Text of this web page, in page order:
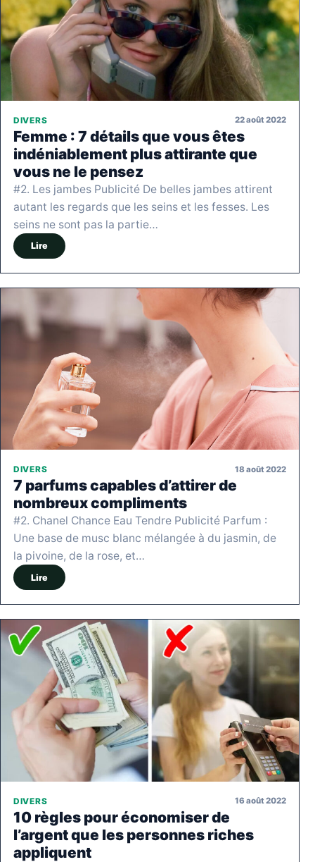
DIVERS 22 août 2022
Femme : 7 détails que vous êtes
indéniablement plus attirante que
vous ne le pensez
#2. Les jambes Publicité De belles jambes attirent
autant les regards que les seins et les fesses. Les
seins ne sont pas la partie…
Lire
DIVERS 18 août 2022
7 parfums capables d’attirer de
nombreux compliments
#2. Chanel Chance Eau Tendre Publicité Parfum :
Une base de musc blanc mélangée à du jasmin, de
la pivoine, de la rose, et…
Lire
DIVERS 16 août 2022
10 règles pour économiser de
l’argent que les personnes riches
appliquent